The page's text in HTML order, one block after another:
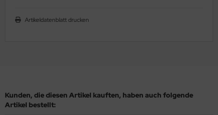
Artikeldatenblatt drucken
Kunden, die diesen Artikel kauften, haben auch folgende
Artikel bestellt: